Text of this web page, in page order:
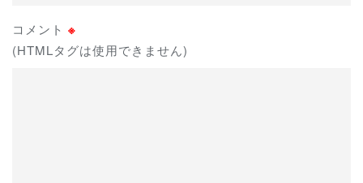
コメント ※
(HTMLタグは使用できません)